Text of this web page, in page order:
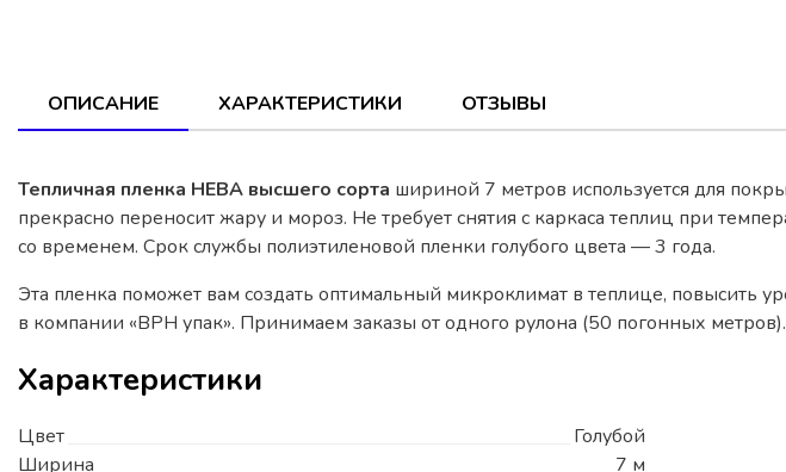
ОПИСАНИЕ ХАРАКТЕРИСТИКИ ОТЗЫВЫ
Тепличная пленка НЕВА высшего сорта шириной 7 метров используется для
прекрасно переносит жару и мороз. Не требует снятия с каркаса теплиц при
со временем. Срок службы полиэтиленовой пленки голубого цвета — 3 года.
Эта пленка поможет вам создать оптимальный микроклимат в теплице, повысить
в компании «ВРН упак». Принимаем заказы от одного рулона (50 погонных метров).
Характеристики
Цвет Голубой
Ширина
7 м